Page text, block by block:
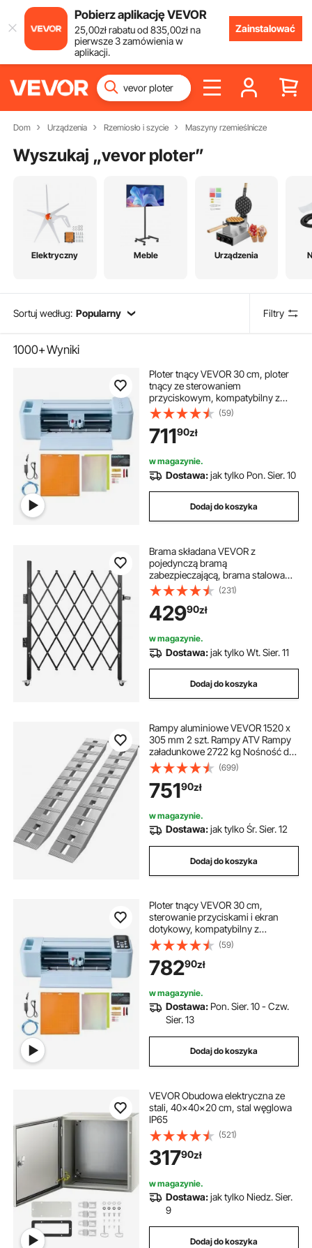
Pobierz aplikację VEVOR
25,00złrabatu od835,00złna
pierwsze 3 zamówienia w
aplikacji.
Zainstalować
Dom Urządzenia Rzemiosło i szycie Maszyny rzemieślnicze
Wyszukaj „vevor ploter”
Elektryczny Meble Urządzenia
Sortuj według: Popularny Filtry
1000+Wyniki
Ploter tnący VEVOR 30 cm, ploter
tnący ze sterowaniem
przyciskowym, kompatybilny z
systemami
Mac/Windows/Android/iOS, ploter
tnący do rękodzieła, kartek i
dekoracji wnętrz
(59)
71190zł
w magazynie.
Dostawa:jak tylko Pon. Sier. 10
Dodaj do koszyka
Brama składana VEVOR z
pojedynczą bramą
zabezpieczającą, brama stalowa
zabezpieczająca, elastyczna,
rozszerzalna brama
zabezpieczająca, brama z blokadą
360°, brama nożycowa z kłódką
(231)
42990zł
w magazynie.
Dostawa:jak tylko Wt. Sier. 11
Dodaj do koszyka
Rampy aluminiowe VEVOR 1520 x
305 mm 2 szt. Rampy ATV Rampy
załadunkowe 2722 kg Nośność do
406 mm Wysokość załadunku
(699)
75190zł
w magazynie.
Dostawa:jak tylko Śr. Sier. 12
Dodaj do koszyka
Ploter tnący VEVOR 30 cm,
sterowanie przyciskami i ekran
dotykowy, kompatybilny z
systemami
Mac/Windows/Android/iOS, ploter
tnący do rękodzieła, kartek i
dekoracji wnętrz
(59)
78290zł
w magazynie.
Dostawa: Pon. Sier. 10 - Czw.
Sier. 13
Dodaj do koszyka
VEVOR Obudowa elektryczna ze
stali, 40x40x20 cm, stal węglowa
IP65
(521)
31790zł
w magazynie.
Dostawa:jak tylko Niedz. Sier.
9
Dodaj do koszyka